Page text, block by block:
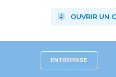
OUVRIR UN
ENTREPRISE